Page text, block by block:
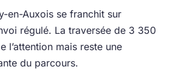
en-Auxois se franchit sur
régulé. La traversée de 3 350
l’attention mais reste une
du parcours.